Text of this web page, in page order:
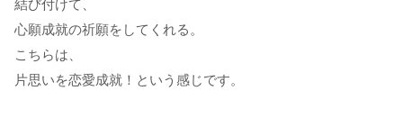
結び付けて、
心願成就の祈願をしてくれる。
こちらは、
片思いを恋愛成就！という感じです。